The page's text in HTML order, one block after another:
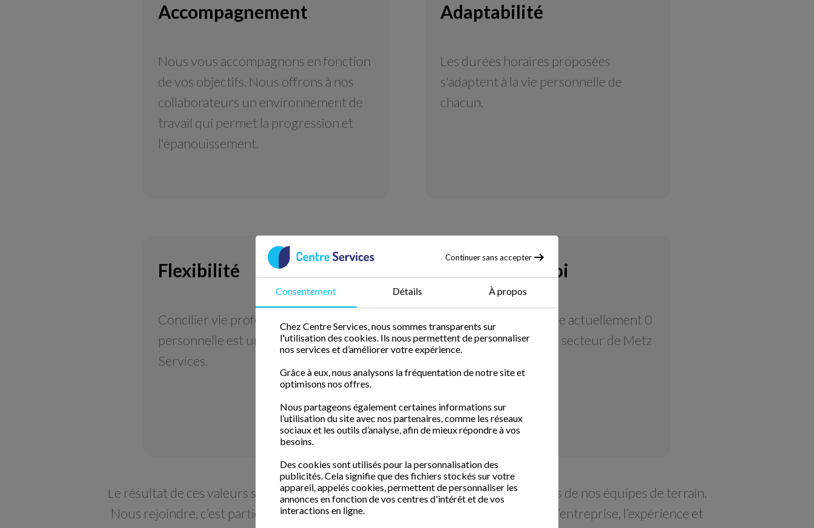
Continuer sans accepter
Consentement Détails À propos
Chez Centre Services, nous sommes transparents sur
l'utilisation des cookies. Ils nous permettent de personnaliser
nos services et d’améliorer votre expérience.
Grâce à eux, nous analysons la fréquentation de notre site et
optimisons nos offres.
Nous partageons également certaines informations sur
l’utilisation du site avec nos partenaires, comme les réseaux
sociaux et les outils d’analyse, afin de mieux répondre à vos
besoins.
Des cookies sont utilisés pour la personnalisation des
publicités. Cela signifie que des fichiers stockés sur votre
appareil, appelés cookies, permettent de personnaliser les
annonces en fonction de vos centres d'intérêt et de vos
interactions en ligne.
Accompagnement
Nous vous accompagnons en fonction
de vos objectifs. Nous offrons à nos
collaborateurs un environnement de
travail qui permet la progression et
l'épanouissement.
Adaptabilité
Les durées horaires proposées
s'adaptent à la vie personnelle de
chacun.
Flexibilité
Concilier vie professionnelle et vie
personnelle est une réalité à Centre
Services.
ffres d'emploi
Notre agence propose actuellement 0
offre d'emploi dans le secteur de Metz
Le résultat de ces valeurs se traduit par des attentions afin de féliciter les réussites de nos équipes de terrain.
Nous rejoindre, c’est participer à une aventure humaine et collective où l’esprit d’entreprise, l’expérience et